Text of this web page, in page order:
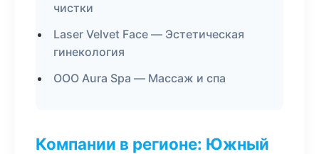
чистки
Laser Velvet Face — Эстетическая
гинекология
ООО Aura Spa — Массаж и спа
Компании в регионе: Южный